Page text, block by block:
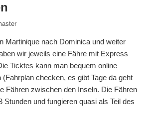
Martinique nach Dominica und weiter
wir jeweils eine Fähre mit Express
Ticktes kann man bequem online
(Fahrplan checken, es gibt Tage da geht
Fähren zwischen den Inseln. Die Fähren
Stunden und fungieren quasi als Teil des